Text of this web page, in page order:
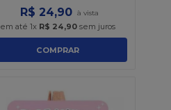
R$ 24,90
em até 1x R$ 24,90 sem juros
COMPRAR